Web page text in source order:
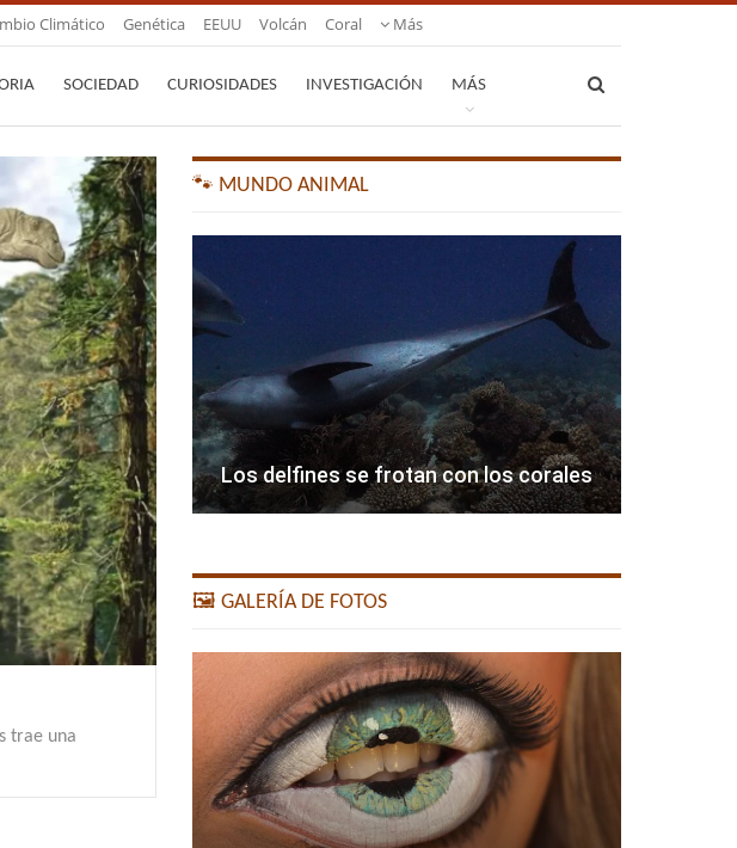
Climático Genética EEUU Volcán Coral Más
SOCIEDAD CURIOSIDADES INVESTIGACIÓN MÁS
trae una
🐾 MUNDO ANIMAL
Los delfines se frotan con los corales
🖼️ GALERÍA DE FOTOS